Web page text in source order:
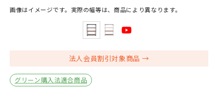
画像はイメージです。実際の幅等は、商品により異なります。
法人会員割引対象商品
グリーン購入法適合商品